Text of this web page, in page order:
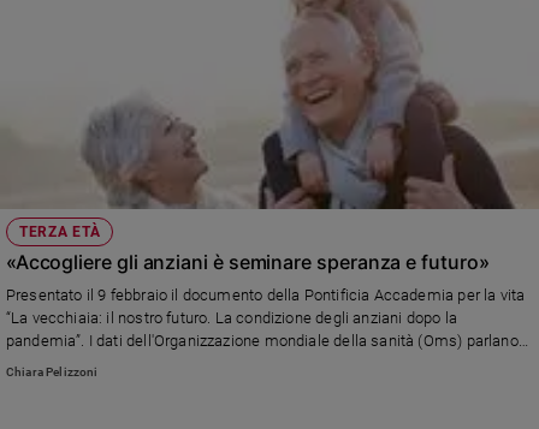
TERZA ETÀ
«Accogliere gli anziani è seminare speranza e futuro»
Presentato il 9 febbraio il documento della Pontificia Accademia per la vita
“La vecchiaia: il nostro futuro. La condizione degli anziani dopo la
pandemia”. I dati dell'Organizzazione mondiale della sanità (Oms) parlano
chiaro: nel 2050 una persona su cinque sarà anziana. La “ricchezza degli
Chiara Pelizzoni